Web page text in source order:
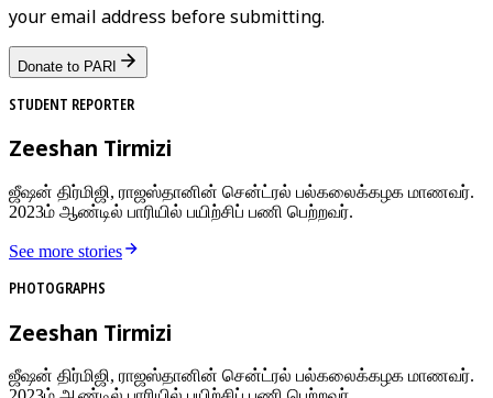
your email address before submitting.
Donate to PARI
STUDENT REPORTER
Zeeshan Tirmizi
ஜீஷன் திர்மிஜி, ராஜஸ்தானின் சென்ட்ரல் பல்கலைக்கழக மாணவர்.
2023ம் ஆண்டில் பாரியில் பயிற்சிப் பணி பெற்றவர்.
See more stories
PHOTOGRAPHS
Zeeshan Tirmizi
ஜீஷன் திர்மிஜி, ராஜஸ்தானின் சென்ட்ரல் பல்கலைக்கழக மாணவர்.